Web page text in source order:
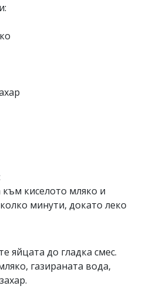
киселото мляко и
минути, докато леко
яйцата до гладка смес.
газираната вода,